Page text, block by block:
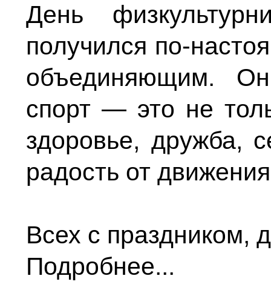
День
получился по-
объединяющим.
спорт — это не
здоровье, дружба,
радость от
Всех с праздником,
Подробнее...